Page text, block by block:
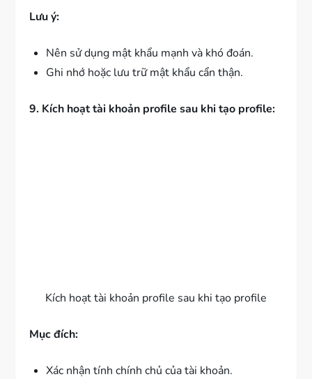
Lưu ý:
Nên sử dụng mật khẩu mạnh và khó đoán.
Ghi nhớ hoặc lưu trữ mật khẩu cẩn thận.
9. Kích hoạt tài khoản profile sau khi tạo profile:
Kích hoạt tài khoản profile sau khi tạo profile
Mục đích:
Xác nhận tính chính chủ của tài khoản.